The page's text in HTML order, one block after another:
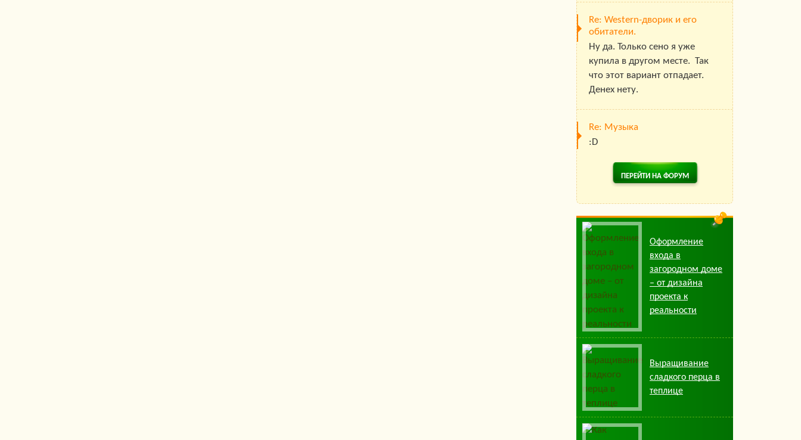
Re: Western-дворик и его
обитатели.
Ну да. Только сено я уже
купила в другом месте. Так
что этот вариант отпадает.
Денех нету.
Re: Музыка
:D
ПЕРЕЙТИ НА ФОРУМ
Оформление
входа в
загородном доме
– от дизайна
проекта к
реальности
Выращивание
сладкого перца в
теплице